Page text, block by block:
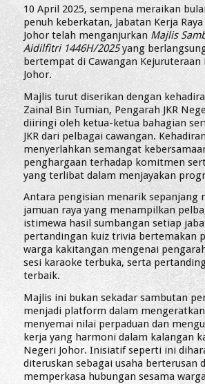
10 April 2025, sempena meraikan
penuh keberkatan, Jabatan Kerja Raya
Johor telah menganjurkan Majlis
Aidilfitri 1446H/2025yang
bertempat di Cawangan Kejuruteraan
Johor.
Majlis turut diserikan dengan
Zainal Bin Tumian, Pengarah JKR
diiringi oleh ketua-ketua bahagian
JKR dari pelbagai cawangan.
menyerlahkan semangat
penghargaan terhadap komitmen
yang terlibat dalam menjayakan
Antara pengisian menarik sepanjang
jamuan raya yang menampilkan
istimewa hasil sumbangan setiap
pertandingan kuiz trivia bertemakan
warga kakitangan mengenai
sesi karaoke terbuka, serta
terbaik.
Majlis ini bukan sekadar sambutan
menjadi platform dalam
menyemai nilai perpaduan dan
kerja yang harmoni dalam kalangan
Negeri Johor. Inisiatif seperti ini
diteruskan sebagai usaha berterusan
memperkasa hubungan sesama